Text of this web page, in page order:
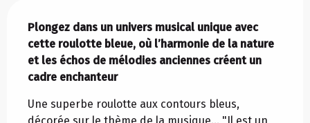
Plongez dans un univers musical unique avec
cette roulotte bleue, où l’harmonie de la nature
et les échos de mélodies anciennes créent un
cadre enchanteur
Une superbe roulotte aux contours bleus,